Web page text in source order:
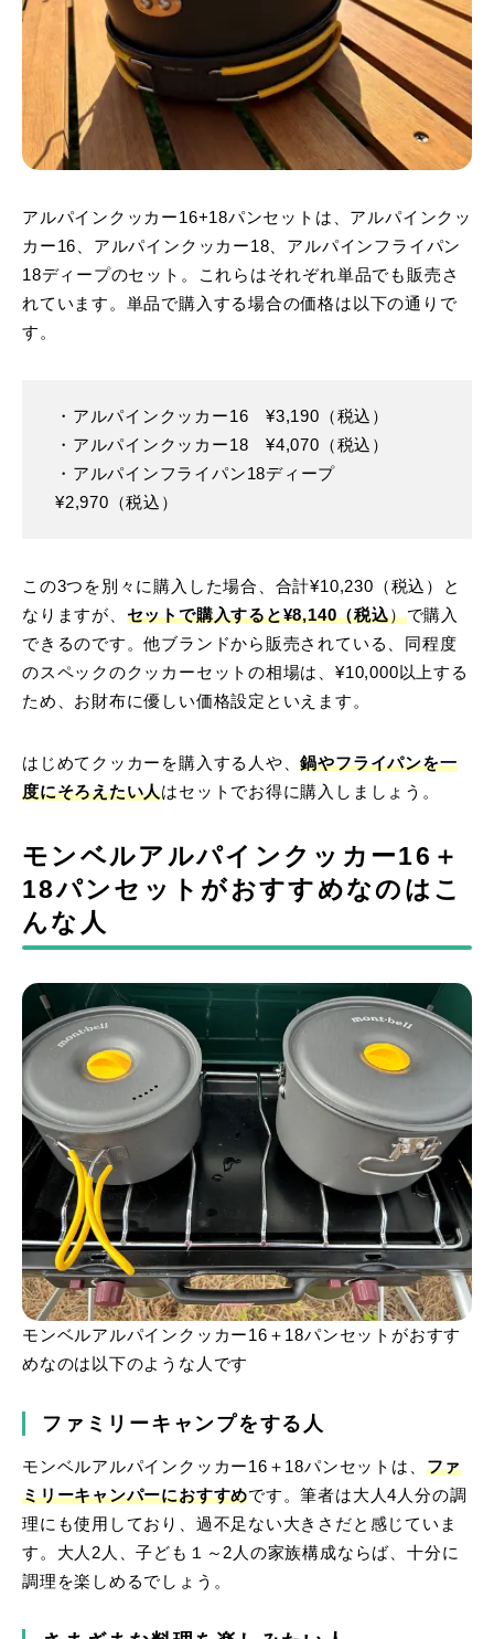
アルパインクッカー16+18パンセットは、アルパインクッ
カー16、アルパインクッカー18、アルパインフライパン
18ディープのセット。これらはそれぞれ単品でも販売さ
れています。単品で購入する場合の価格は以下の通りで
す。
・アルパインクッカー16 ¥3,190（税込）
・アルパインクッカー18 ¥4,070（税込）
・アルパインフライパン18ディープ
¥2,970（税込）
この3つを別々に購入した場合、合計¥10,230（税込）と
なりますが、 セットで購入すると¥8,140（税込）で購入
できるのです。他ブランドから販売されている、同程度
のスペックのクッカーセットの相場は、¥10,000以上する
ため、お財布に優しい価格設定といえます。
はじめてクッカーを購入する人や、鍋やフライパンを一
度にそろえたい人はセットでお得に購入しましょう。
モンベルアルパインクッカー16＋
18パンセットがおすすめなのはこ
んな人
モンベルアルパインクッカー16＋18パンセットがおすす
めなのは以下のような人です
ファミリーキャンプをする人
モンベルアルパインクッカー16＋18パンセットは、 ファ
ミリーキャンパーにおすすめです。筆者は大人4人分の調
理にも使用しており、過不足ない大きさだと感じていま
す。大人2人、子ども１～2人の家族構成ならば、十分に
調理を楽しめるでしょう。